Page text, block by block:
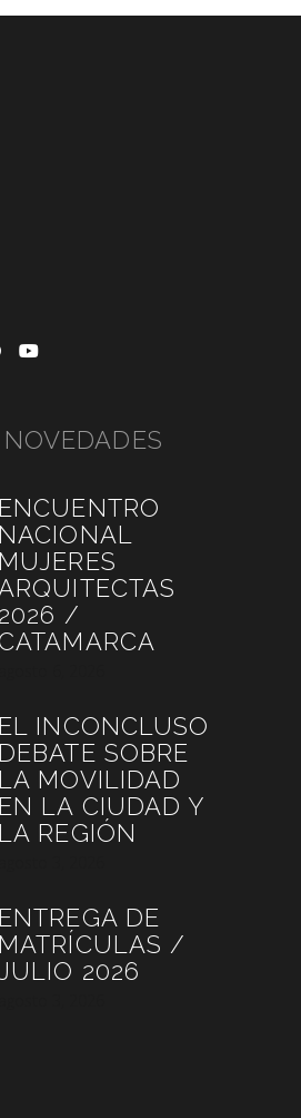
ENCUENTRO
NACIONAL
MUJERES
2026 /
EL INCONCLUSO
DEBATE SOBRE
LA MOVILIDAD
EN LA CIUDAD Y
LA REGIÓN
ENTREGA DE
MATRÍCULAS /
2026